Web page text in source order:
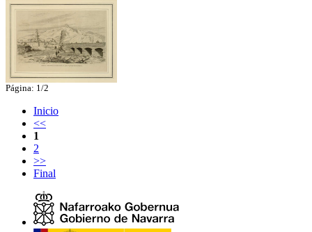
Página: 1/2
Inicio
<<
1
2
>>
Final